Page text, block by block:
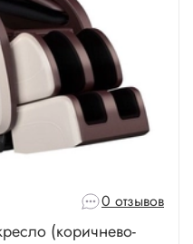
0 отзывов
(коричнево-